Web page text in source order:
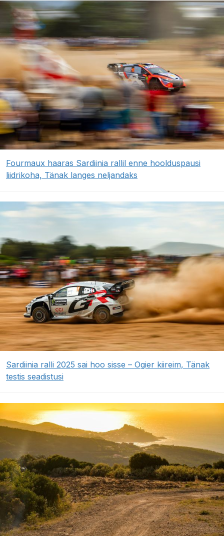
Fourmaux haaras Sardiinia rallil enne hoolduspausi
liidrikoha, Tänak langes neljandaks
Sardiinia ralli 2025 sai hoo sisse – Ogier kiireim, Tänak
testis seadistusi